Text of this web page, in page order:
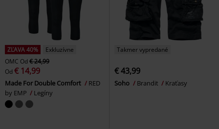
ZĽAVA 40%
Exkluzívne
OMC Od € 24,99
Od € 14,99
Made For Double Comfort
RED
by EMP
Legíny
Takmer vypredané
€ 43,99
Soho Brandit Kraťasy